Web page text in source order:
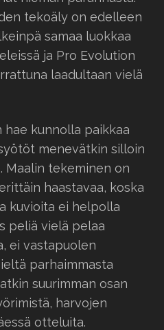
tekoäly on edelleen
samaa luokkaa
ja Pro Evolution
laadultaan vielä
kunnolla paikkaa
menevätkin silloin
Maalin tekeminen on
haastavaa, koska
kuvioita ei helpolla
peliä vielä pelaa
ei vastapuolen
parhaimmasta
suurimman osan
harvojen
otteluita.